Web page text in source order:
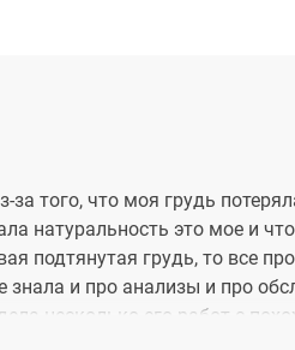
за того, что моя грудь
натуральность это мое и
подтянутая грудь, то все
знала и про анализы и про
несколько его работ с
результатом